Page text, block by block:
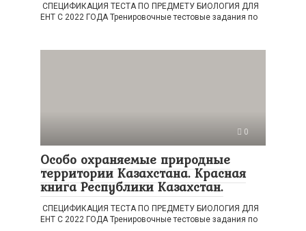
СПЕЦИФИКАЦИЯ ТЕСТА ПО ПРЕДМЕТУ БИОЛОГИЯ ДЛЯ
ЕНТ С 2022 ГОДА Тренировочные тестовые задания по
0
Особо охраняемые природные
территории Казахстана. Красная
книга Республики Казахстан.
СПЕЦИФИКАЦИЯ ТЕСТА ПО ПРЕДМЕТУ БИОЛОГИЯ ДЛЯ
ЕНТ С 2022 ГОДА Тренировочные тестовые задания по